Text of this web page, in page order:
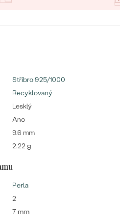
Stříbro 925/1000
Recyklovaný
Lesklý
Ano
9.6 mm
2.22 g
Perla
2
7 mm